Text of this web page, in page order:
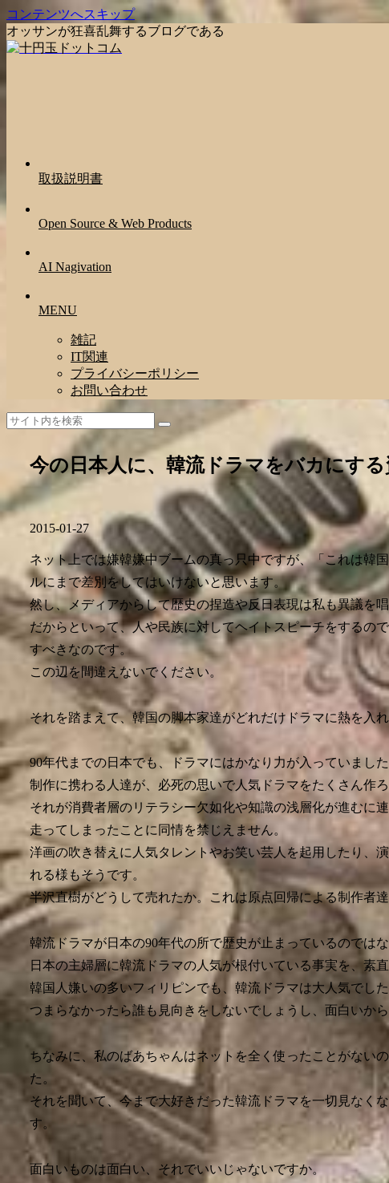
コンテンツへスキップ
オッサンが狂喜乱舞するブログである
取扱説明書
Open Source & Web Products
AI Nagivation
MENU
雑記
IT関連
プライバシーポリシー
お問い合わせ
今の日本人に、韓流ドラマをバカにす
2015-01-27
ネット上では嫌韓嫌中ブームの真っ只中ですが、「これは韓
ルにまで差別をしてはいけないと思います。
然し、メディアからして歴史の捏造や反日表現は私も異議を
だからといって、人や民族に対してヘイトスピーチをするの
すべきなのです。
この辺を間違えないでください。
それを踏まえて、韓国の脚本家達がどれだけドラマに熱を入
90年代までの日本でも、ドラマにはかなり力が入っていました
制作に携わる人達が、必死の思いで人気ドラマをたくさん作
それが消費者層のリテラシー欠如化や知識の浅層化が進むに
走ってしまったことに同情を禁じえません。
洋画の吹き替えに人気タレントやお笑い芸人を起用したり、
れる様もそうです。
半沢直樹がどうして売れたか。これは原点回帰による制作者達
韓流ドラマが日本の90年代の所で歴史が止まっているのでは
日本の主婦層に韓流ドラマの人気が根付いている事実を、素
韓国人嫌いの多いフィリピンでも、韓流ドラマは大人気でした
つまらなかったら誰も見向きをしないでしょうし、面白いか
ちなみに、私のばあちゃんはネットを全く使ったことがない
た。
それを聞いて、今まで大好きだった韓流ドラマを一切見なく
す。
面白いものは面白い、それでいいじゃないですか。